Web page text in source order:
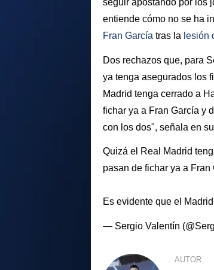
entiende cómo no se ha
Fran García tras la lesión
Dos rechazos que, para
ya tenga asegurados los
Madrid tenga cerrado a
fichar ya a Fran García y
con los dos", señala en
Quizá el Real Madrid
pasan de fichar ya a
Es evidente que el
— Sergio Valentín
AUTOR